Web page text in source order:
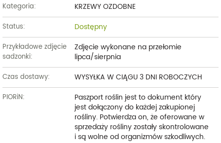
Kategoria: KRZEWY OZDOBNE
Status: Dostępny
Przykładowe zdjęcie
sadzonki:
Zdjęcie wykonane na przełomie
lipca/sierpnia
Czas dostawy: WYSYŁKA W CIĄGU 3 DNI ROBOCZYCH
PIORiN:
Paszport roślin jest to dokument który
jest dołączony do każdej zakupionej
rośliny. Potwierdza on, że oferowane w
sprzedaży rośliny zostały skontrolowane
i są wolne od organizmów szkodliwych.